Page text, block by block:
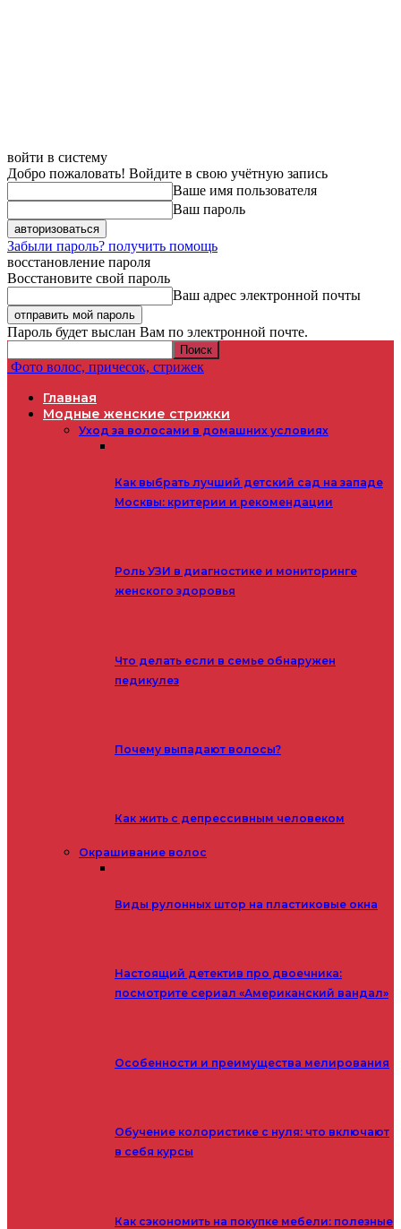
войти в систему
Добро пожаловать! Войдите в свою учётную запись
Ваше имя пользователя
Ваш пароль
Забыли пароль? получить помощь
восстановление пароля
Восстановите свой пароль
Ваш адрес электронной почты
Пароль будет выслан Вам по электронной почте.
Фото волос, причесок, стрижек
Главная
Модные женские стрижки
Уход за волосами в домашних условиях
Как выбрать лучший детский сад на западе
Москвы: критерии и рекомендации
Роль УЗИ в диагностике и мониторинге
женского здоровья
Что делать если в семье обнаружен
педикулез
Почему выпадают волосы?
Как жить с депрессивным человеком
Окрашивание волос
Виды рулонных штор на пластиковые окна
Настоящий детектив про двоечника:
посмотрите сериал «Американский вандал»
Особенности и преимущества мелирования
Обучение колористике с нуля: что включают
в себя курсы
Как сэкономить на покупке мебели: полезные